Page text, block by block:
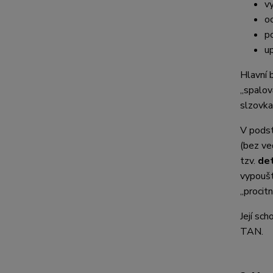
Hlavní
V
(bez
tzv.
Její
TAN.